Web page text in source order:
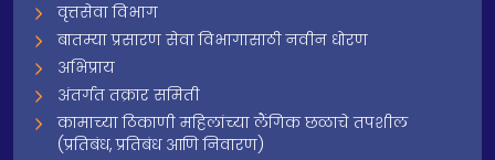
वृत्तसेवा विभाग
बातम्या प्रसारण सेवा विभागासाठी नवीन धोरण
अभिप्राय
अंतर्गत तक्रार समिती
कामाच्या ठिकाणी महिलांच्या लैंगिक छळाचे तपशील
(प्रतिबंध, प्रतिबंध आणि निवारण)